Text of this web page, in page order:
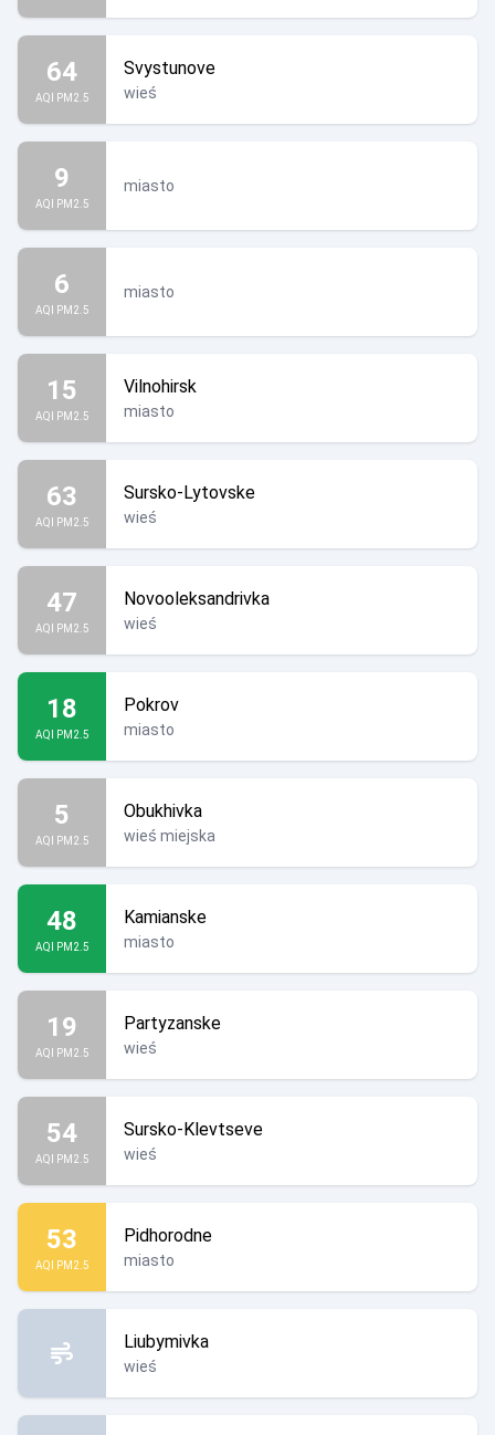
64
AQI PM2.5
Svystunove
wieś
9
AQI PM2.5
miasto
6
AQI PM2.5
miasto
15
AQI PM2.5
Vilnohirsk
miasto
63
AQI PM2.5
Sursko-Lytovske
wieś
47
AQI PM2.5
Novooleksandrivka
wieś
18
AQI PM2.5
Pokrov
miasto
5
AQI PM2.5
Obukhivka
wieś miejska
48
AQI PM2.5
Kamianske
miasto
19
AQI PM2.5
Partyzanske
wieś
54
AQI PM2.5
Sursko-Klevtseve
wieś
53
AQI PM2.5
Pidhorodne
miasto
Liubymivka
wieś